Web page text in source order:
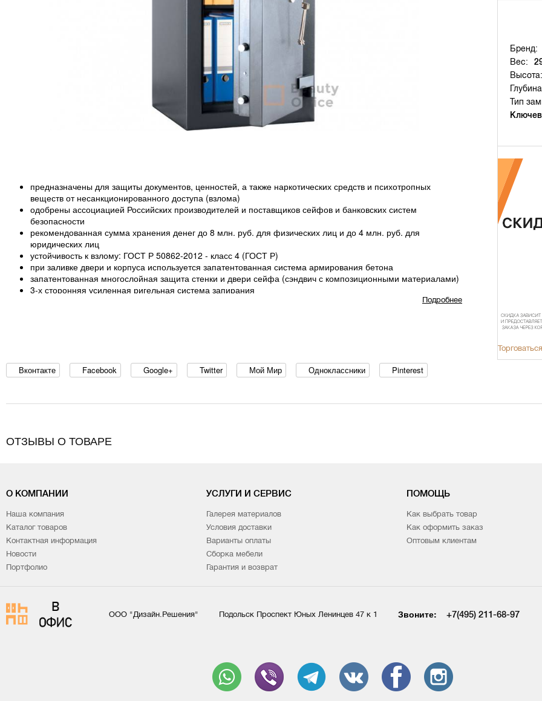
Бренд:
Вес:
Высота:
Тип
предназначены для защиты документов, ценностей, а также наркотических средств и психотропных
веществ от несанкционированного доступа (взлома)
одобрены ассоциацией Российских производителей и поставщиков сейфов и банковских систем
безопасности
рекомендованная сумма хранения денег до 8 млн. руб. для физических лиц и до 4 млн. руб. для
юридических лиц
устойчивость к взлому: ГОСТ Р 50862-2012 - класс 4 (ГОСТ Р)
при заливке двери и корпуса используется запатентованная система армирования бетона
запатентованная многослойная защита стенки и двери сейфа (сэндвич с композиционными материалами)
3-х сторонняя усиленная ригельная система запирания
толщина защитного слоя двери – 50 мм, общая толщина двери - 100 мм
наличие анкерного крепления к полу. Анкерный болт в комплекте
Подробнее
Вконтакте Facebook Google+ Twitter Мой Мир Одноклассники Pinterest
ОТЗЫВЫ О ТОВАРЕ
О КОМПАНИИ
Наша компания
Каталог товаров
Контактная информация
Новости
Портфолио
УСЛУГИ И СЕРВИС
Галерея материалов
Условия доставки
Варианты оплаты
Сборка мебели
Гарантия и возврат
ПОМОЩЬ
Как выбрать товар
Как оформить заказ
Оптовым клиентам
ООО "Дизайн.Решения" Подольск Проспект Юных Ленинцев 47 к 1 Звоните: +7(495) 211-68-97